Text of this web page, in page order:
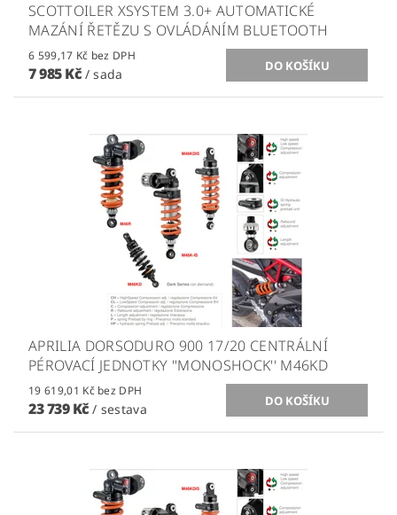
SCOTTOILER XSYSTEM 3.0+ AUTOMATICKÉ
MAZÁNÍ ŘETĚZU S OVLÁDÁNÍM BLUETOOTH
6 599,17 Kč bez DPH
7 985 Kč / sada
APRILIA DORSODURO 900 17/20 CENTRÁLNÍ
PÉROVACÍ JEDNOTKY ''MONOSHOCK'' M46KD
19 619,01 Kč bez DPH
23 739 Kč/ sestava